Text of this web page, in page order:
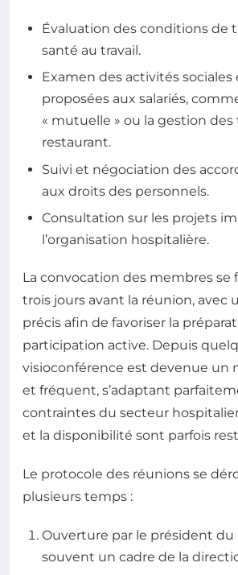
Évaluation des conditions de
santé au travail.
Examen des activités
proposées aux salariés,
« mutuelle » ou la gestion
restaurant.
Suivi et négociation des
aux droits des personnels.
Consultation sur les projets
l’organisation hospitalière.
La convocation des membres se
trois jours avant la réunion, avec
précis afin de favoriser la
participation active. Depuis
visioconférence est devenue un
et fréquent, s’adaptant
contraintes du secteur
et la disponibilité sont parfois
Le protocole des réunions se
plusieurs temps :
Ouverture par le président du
souvent un cadre de la